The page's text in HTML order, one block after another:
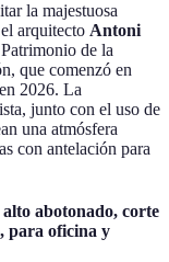
la majestuosa
arquitecto Antoni
de la
que comenzó en
2026. La
junto con el uso de
una atmósfera
con antelación para
abotonado, corte
para oficina y